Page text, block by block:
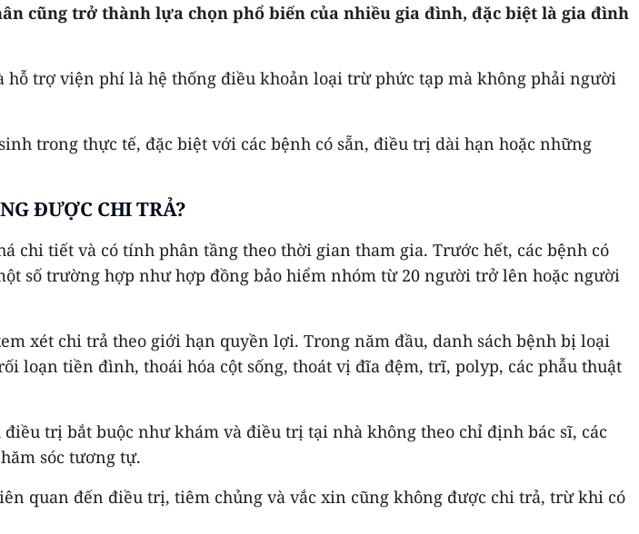
cũng trở thành lựa chọn phổ biến của nhiều gia đình, đặc biệt là gia đình
trợ viện phí là hệ thống điều khoản loại trừ phức tạp mà không phải người
trong thực tế, đặc biệt với các bệnh có sẵn, điều trị dài hạn hoặc những
ĐƯỢC CHI TRẢ?
chi tiết và có tính phân tầng theo thời gian tham gia. Trước hết, các bệnh có
số trường hợp như hợp đồng bảo hiểm nhóm từ 20 người trở lên hoặc người
xét chi trả theo giới hạn quyền lợi. Trong năm đầu, danh sách bệnh bị loại
loạn tiền đình, thoái hóa cột sống, thoát vị đĩa đệm, trĩ, polyp, các phẫu thuật
trị bắt buộc như khám và điều trị tại nhà không theo chỉ định bác sĩ, các
sóc tương tự.
quan đến điều trị, tiêm chủng và vắc xin cũng không được chi trả, trừ khi có